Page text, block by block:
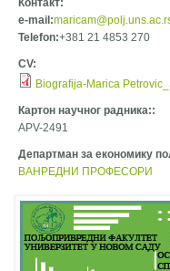
Контакт:
e-mail:
Telefon:+381 21 4853 270
CV:
Biografija-Marica
Картон научног радника::
APV-2491
Департман за економику
ВАНРЕДНИ ПРОФЕСОРИ